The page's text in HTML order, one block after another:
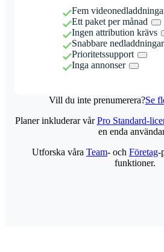
Fem
Ett paket per månad
Ingen attribution krävs
Snabbare nedladdningar
Prioritetssupport
Inga annonser
Vill du inte prenumerera?Se
Planer inkluderar vårPro Standard-
en enda
Utforska våra Team- och Företag-
funktioner.